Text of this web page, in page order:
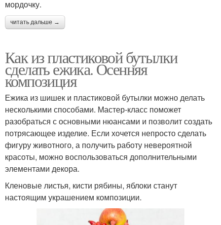
мордочку.
читать дальше →
Как из пластиковой бутылки
сделать ежика. Осенняя
композиция
Ежика из шишек и пластиковой бутылки можно делать
несколькими способами. Мастер-класс поможет
разобраться с основными нюансами и позволит создать
потрясающее изделие. Если хочется непросто сделать
фигуру животного, а получить работу невероятной
красоты, можно воспользоваться дополнительными
элементами декора.
Кленовые листья, кисти рябины, яблоки станут
настоящим украшением композиции.